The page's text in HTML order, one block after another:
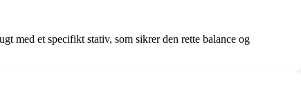
med et specifikt stativ, som sikrer den rette balance og